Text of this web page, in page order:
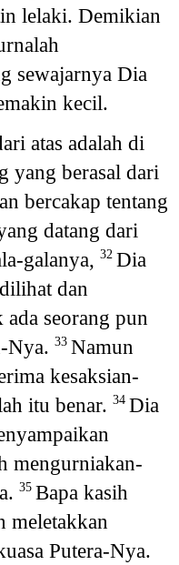
lelaki. Demikian
sewajarnya Dia
kecil.
atas adalah di
yang berasal dari
bercakap tentang
datang dari
galanya, 32 Dia
dan
seorang pun
Nya. 33 Namun
kesaksian-
itu benar. 34 Dia
mengurniakan-
35 Bapa kasih
meletakkan
Putera-Nya.